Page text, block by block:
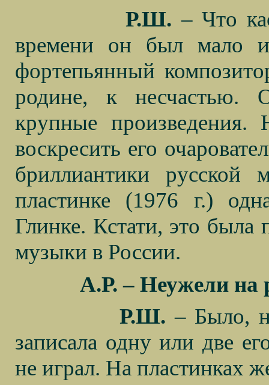
Р.Ш. – Что
времени он был мало
фортепьянный
родине, к несчастью.
крупные
воскресить его
бриллиантики
пластинке (1976 г.)
Глинке. Кстати, это была
музыки в России.
А.Р. – Неужели на
Р.Ш. – Было,
записала одну или две
не играл. На пластинках